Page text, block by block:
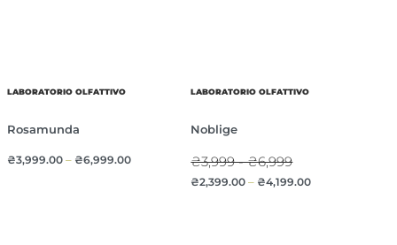
LABORATORIO OLFATTIVO
Rosamunda
₴3,999.00– ₴6,999.00
LABORATORIO OLFATTIVO
Noblige
₴3,999 - ₴6,999
₴2,399.00 – ₴4,199.00